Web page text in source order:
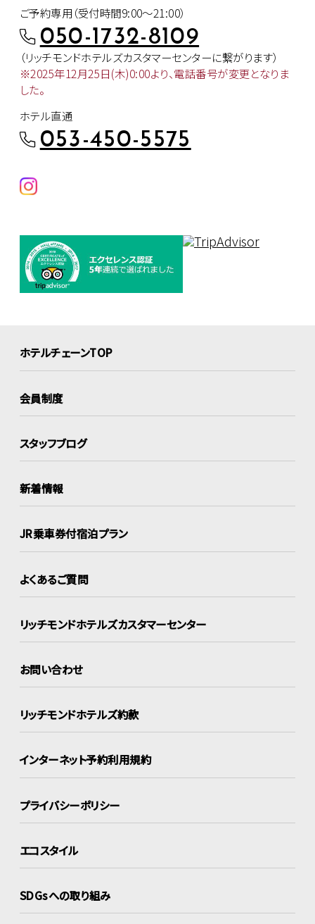
ご予約専用（受付時間9:00～21:00）
050-1732-8109
（リッチモンドホテルズカスタマーセンターに繋がります）
※2025年12月25日(木)0:00より、電話番号が変更となりま
した。
ホテル直通
053-450-5575
ホテルチェーンTOP
会員制度
スタッフブログ
新着情報
JR乗車券付宿泊プラン
よくあるご質問
リッチモンドホテルズカスタマーセンター
お問い合わせ
リッチモンドホテルズ約款
インターネット予約利用規約
プライバシーポリシー
エコスタイル
SDGsへの取り組み